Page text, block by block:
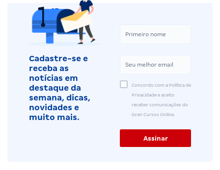
Cadastre-se e
receba as
notícias em
destaque da
semana, dicas,
novidades e
muito mais.
Concordo com a Política de
Privacidade e aceito
receber comunicações do
Gran Cursos Online.